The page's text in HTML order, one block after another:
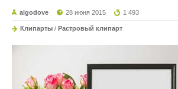
algodove 28 июня 2015 1 493
Клипарты / Растровый клипарт